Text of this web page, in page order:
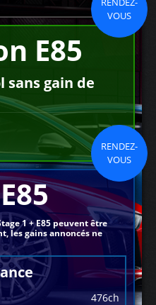
VOUS
E85
sans gain de
RENDEZ-
VOUS
1 + E85 peuvent être
les gains annoncés ne
476ch